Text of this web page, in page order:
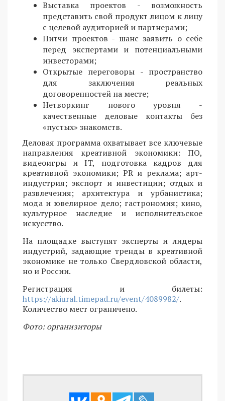
Выставка проектов - возможность
представить свой продукт лицом к лицу
с целевой аудиторией и партнерами;
Питчи проектов - шанс заявить о себе
перед экспертами и потенциальными
инвесторами;
Открытые переговоры - пространство
для заключения реальных
договоренностей на месте;
Нетворкинг нового уровня -
качественные деловые контакты без
«пустых» знакомств.
Деловая программа охватывает все ключевые
направления креативной экономики: ПО,
видеоигры и IT, подготовка кадров для
креативной экономики; PR и реклама; арт-
индустрия; экспорт и инвестиции; отдых и
развлечения; архитектура и урбанистика;
мода и ювелирное дело; гастрономия; кино,
культурное наследие и исполнительское
искусство.
На площадке выступят эксперты и лидеры
индустрий, задающие тренды в креативной
экономике не только Свердловской области,
но и России.
Регистрация и билеты:
https://akiural.timepad.ru/event/4089982/.
Количество мест ограничено.
Фото: организиторы